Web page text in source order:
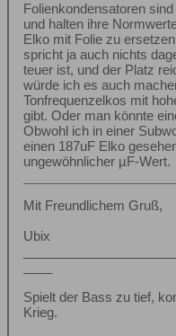
Folienkondensatoren
und halten ihre
Elko mit Folie zu
spricht ja auch nichts
teuer ist, und der Platz
würde ich es auch
Tonfrequenzelkos mit
gibt. Oder man könnte
Obwohl ich in einer
einen 187uF Elko
ungewöhnlicher µF-Wert.
Mit Freundlichem Gruß,
Ubix
Spielt der Bass zu tief,
Krieg.